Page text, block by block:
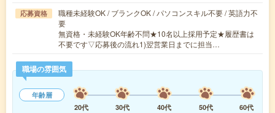
応募資格
職種未経験OK / ブランクOK / パソコンスキル不要 / 英語力不
要
無資格・未経験OK年齢不問★10名以上採用予定★履歴書は
不要です▽応募後の流れ1)翌営業日までに担当…
職場の雰囲気
年齢層
20代
30代 40代 50代
60代